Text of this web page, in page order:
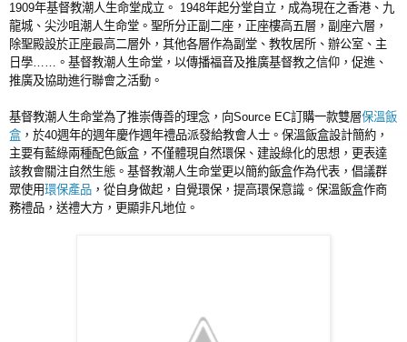
1909年基督教潮人生命堂成立。 1948年起分堂自立，成為現在之香港、九
龍城、尖沙咀潮人生命堂。聖所分正副二座，正座樓高五層，副座六層，
除聖殿設於正座最高二層外，其他各層作為副堂、教牧居所、辦公室、主
日學……。基督教潮人生命堂，以傳播福音及推廣基督教之信仰，促進、
推廣及協助進行聯會之活動。
基督教潮人生命堂為了推崇傳善的理念，向Source EC訂購一款雙層保溫飯
盒 ，於40週年的週年慶作週年禮品派發給教會人士。保溫飯盒設計簡約，
主要有藍綠兩種配色飯盒，不僅體現自然環保、建設綠化的思想，更表達
該教會關注自然生態。基督教潮人生命堂更以簡約飯盒作為代表，倡議群
眾使用環保產品 ，從自身做起，自覺環保，提高環保意識。保溫飯盒作商
務禮品，送禮大方，更顯非凡地位。